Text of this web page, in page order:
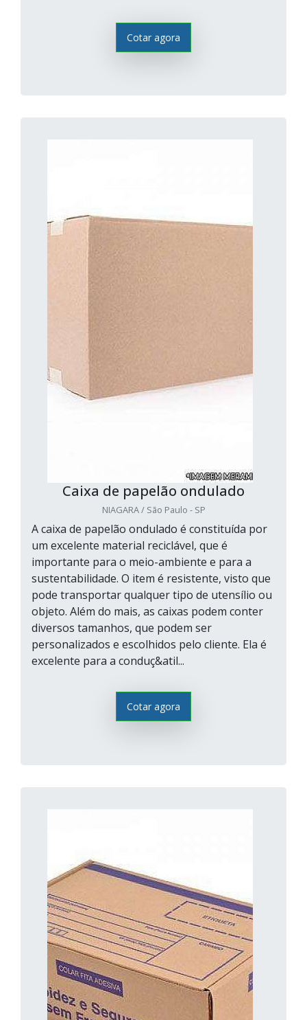
Cotar agora
Caixa de papelão ondulado
NIAGARA / São Paulo - SP
A caixa de papelão ondulado é constituída por
um excelente material reciclável, que é
importante para o meio-ambiente e para a
sustentabilidade. O item é resistente, visto que
pode transportar qualquer tipo de utensílio ou
objeto. Além do mais, as caixas podem conter
diversos tamanhos, que podem ser
personalizados e escolhidos pelo cliente. Ela é
excelente para a conduç&atil...
Cotar agora